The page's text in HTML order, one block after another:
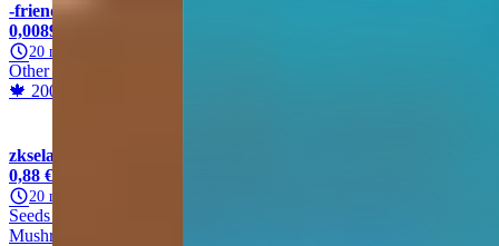
-friendly
0,00891 €
20 min.
Other
🍁 200M Leaves / Leaf🍁
zkselah
0,88 €
20 min.
Seeds
Mushroom Seed